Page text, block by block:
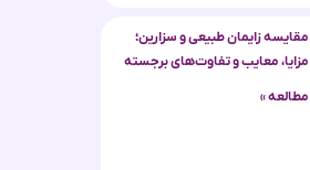
مقایسه زایمان طبیعی و سزارین؛
مزایا، معایب و تفاوت‌های برجسته
مطالعه »